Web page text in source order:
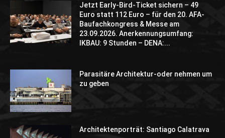
Jetzt Early-Bird-Ticket sichern – 49
Euro statt 112 Euro – für den 20. AFA-
Baufachkongress & Messe am
23.09.2026. Anerkennungsumfang:
IKBAU: 9 Stunden – DENA:...
Parasitäre Architektur-oder nehmen um
zu geben
Architektenporträt: Santiago Calatrava